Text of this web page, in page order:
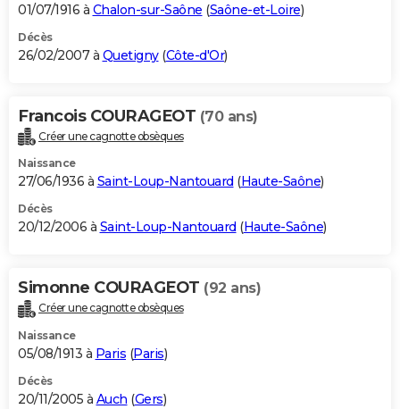
01/07/1916 à Chalon-sur-Saône (Saône-et-Loire)
Décès
26/02/2007 à Quetigny(Côte-d'Or)
Francois COURAGEOT (70 ans)
Créer une cagnotte obsèques
Naissance
27/06/1936 à Saint-Loup-Nantouard (Haute-Saône)
Décès
20/12/2006 à Saint-Loup-Nantouard (Haute-Saône)
Simonne COURAGEOT (92 ans)
Créer une cagnotte obsèques
Naissance
05/08/1913 à Paris (Paris)
Décès
20/11/2005 à Auch (Gers)